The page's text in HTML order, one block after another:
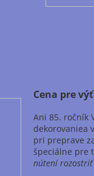
Cena pre
Ani 85. ročník
dekorovaniea
pri preprave
špeciálne pre
nútení